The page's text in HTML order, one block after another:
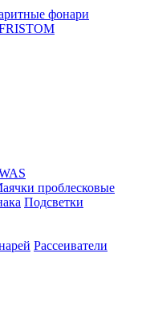
фонари
проблесковые
Подсветки
Рассеиватели